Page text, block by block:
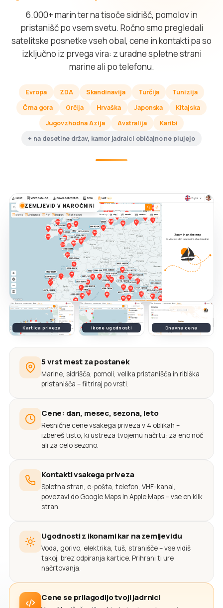
6.000+ marin ter na tisoče sidrišč, pomolov in
pristanišč po vsem svetu. Ročno smo pregledali
satelitske posnetke vseh obal, cene in kontakti pa so
izključno iz prvega vira: z uradne spletne strani
marine ali po telefonu.
Evropa ZDA Skandinavija Turčija
Tunizija
Črna gora
Grčija Hrvaška Japonska
Kitajska
Jugovzhodna Azija
Avstralija
Karibi
+ na desetine držav, kamor jadralci običajno ne plujejo
ZEMLJEVID V NAROČNINI
Kartica priveza Ikone ugodnosti Dnevne cene
5 vrst mest za postanek
Marine, sidrišča, pomoli, velika pristanišča in ribiška
pristanišča – filtriraj po vrsti.
Cene: dan, mesec, sezona, leto
Resnične cene vsakega priveza v 4 oblikah –
izbereš tisto, ki ustreza tvojemu načrtu: za eno noč
ali za celo sezono.
Kontakti vsakega priveza
Spletna stran, e-pošta, telefon, VHF-kanal,
povezavi do Google Maps in Apple Maps – vse en klik
stran.
Ugodnosti z ikonami kar na zemljevidu
Voda, gorivo, elektrika, tuš, stranišče – vse vidiš
takoj, brez odpiranja kartice. Prihrani ti ure
načrtovanja.
Cene se prilagodijo tvoji jadrnici